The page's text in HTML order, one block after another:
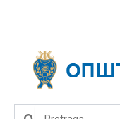
Search